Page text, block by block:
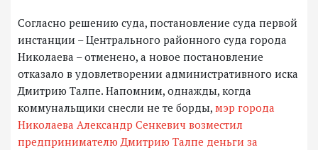
Согласно решению суда, постановление суда первой
инстанции – Центрального районного суда города
Николаева – отменено, а новое постановление
отказало в удовлетворении административного иска
Дмитрию Талпе. Напомним, однажды, когда
коммунальщики снесли не те борды, мэр города
Николаева Александр Сенкевич возместил
предпринимателю Дмитрию Талпе деньги за